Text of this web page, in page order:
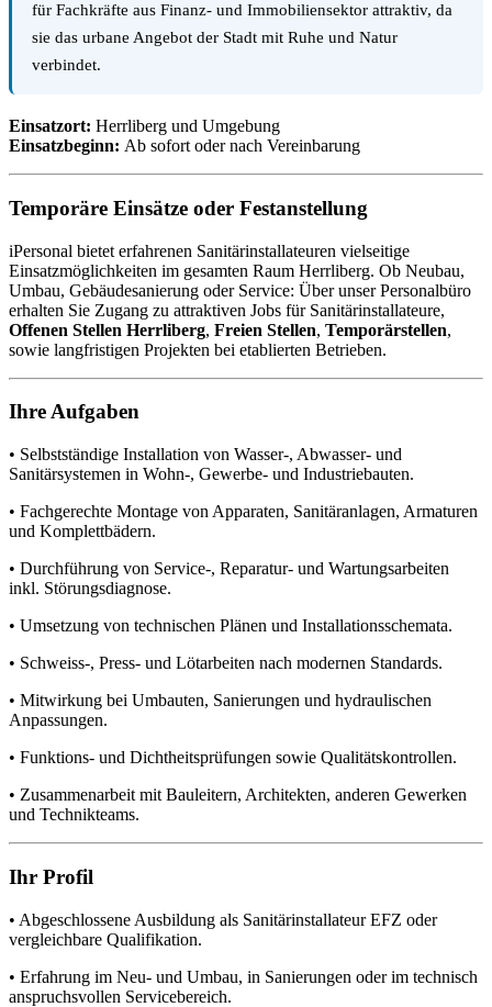
für Fachkräfte aus Finanz- und Immobiliensektor attraktiv, da
sie das urbane Angebot der Stadt mit Ruhe und Natur
verbindet.
Einsatzort: Herrliberg und Umgebung
Einsatzbeginn: Ab sofort oder nach Vereinbarung
Temporäre Einsätze oder Festanstellung
iPersonal bietet erfahrenen Sanitärinstallateuren vielseitige
Einsatzmöglichkeiten im gesamten Raum Herrliberg. Ob Neubau,
Umbau, Gebäudesanierung oder Service: Über unser Personalbüro
erhalten Sie Zugang zu attraktiven Jobs für Sanitärinstallateure,
Offenen Stellen Herrliberg, Freien Stellen, Temporärstellen,
sowie langfristigen Projekten bei etablierten Betrieben.
Ihre Aufgaben
• Selbstständige Installation von Wasser-, Abwasser- und
Sanitärsystemen in Wohn-, Gewerbe- und Industriebauten.
• Fachgerechte Montage von Apparaten, Sanitäranlagen, Armaturen
und Komplettbädern.
• Durchführung von Service-, Reparatur- und Wartungsarbeiten
inkl. Störungsdiagnose.
• Umsetzung von technischen Plänen und Installationsschemata.
• Schweiss-, Press- und Lötarbeiten nach modernen Standards.
• Mitwirkung bei Umbauten, Sanierungen und hydraulischen
Anpassungen.
• Funktions- und Dichtheitsprüfungen sowie Qualitätskontrollen.
• Zusammenarbeit mit Bauleitern, Architekten, anderen Gewerken
und Technikteams.
Ihr Profil
• Abgeschlossene Ausbildung als Sanitärinstallateur EFZ oder
vergleichbare Qualifikation.
• Erfahrung im Neu- und Umbau, in Sanierungen oder im technisch
anspruchsvollen Servicebereich.